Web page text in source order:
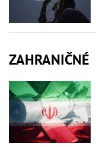
ZAHRANIČNÉ